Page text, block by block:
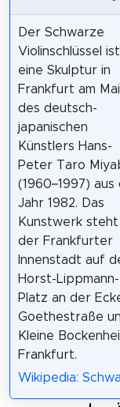
Der Schwarze
Violinschlüssel ist
eine Skulptur in
Frankfurt am
des deutsch-
japanischen
Künstlers Hans-
Peter Taro
(1960–1997) aus
Jahr 1982. Das
Kunstwerk steht
der Frankfurter
Innenstadt auf
Horst-Lippmann-
Platz an der
Goethestraße
Kleine
Frankfurt.
Wikipedia: